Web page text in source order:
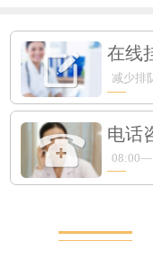
在线
减少排
电话